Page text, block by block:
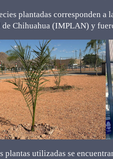
plantadas corresponden a
Chihuahua (IMPLAN) y
plantas utilizadas se